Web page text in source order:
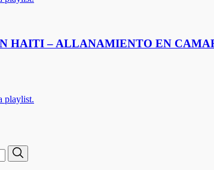
HAITI – ALLANAMIENTO EN
playlist.